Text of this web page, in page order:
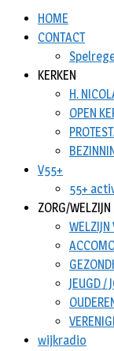
HOME
CONTACT
KERKEN
H.
OPEN
V55+
55+
ZORG/WELZIJN
WELZIJN
JEUGD /
wijkradio